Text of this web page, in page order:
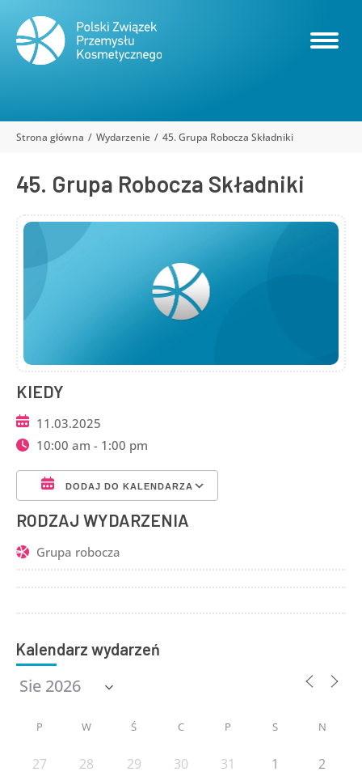
Jesteś tutaj:
Strona główna Wydarzenie 45. Grupa Robocza Składniki
45. Grupa Robocza Składniki
KIEDY
11.03.2025
10:00 am - 1:00 pm
DODAJ DO KALENDARZA
Pobierz ICS
RODZAJ WYDARZENIA
Grupa robocza
Kalendarz wydarzeń
P W Ś C P S N
27 28 29 30 31 1 2